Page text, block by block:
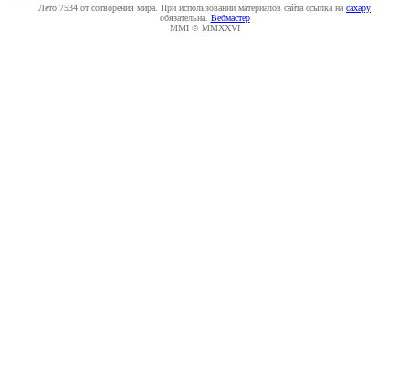
Лето 7534 от сотворения мира. При использовании материалов сайта ссылка на caxapу
обязательна. Вебмастер
MMI © MMXXVI